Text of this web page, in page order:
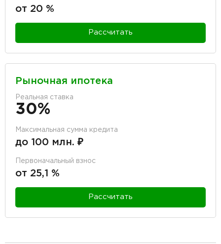
от 20 %
Рассчитать
Рыночная ипотека
Реальная ставка
30%
Максимальная сумма кредита
до 100 млн. ₽
Первоначальный взнос
от 25,1 %
Рассчитать